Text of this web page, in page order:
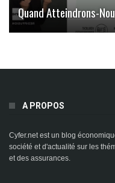
Quand Atteindrons-
A PROPOS
Cyfer.net est un blog
société et d'actualité sur les
et des assurances.